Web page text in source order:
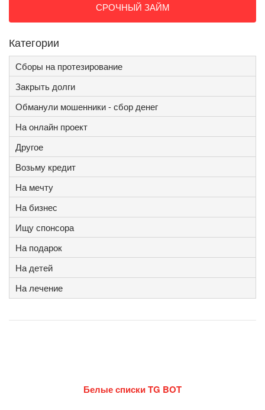
СРОЧНЫЙ ЗАЙМ
Категории
Сборы на протезирование
Закрыть долги
Обманули мошенники - сбор денег
На онлайн проект
Другое
Возьму кредит
На мечту
На бизнес
Ищу спонсора
На подарок
На детей
На лечение
Белые списки TG BOT